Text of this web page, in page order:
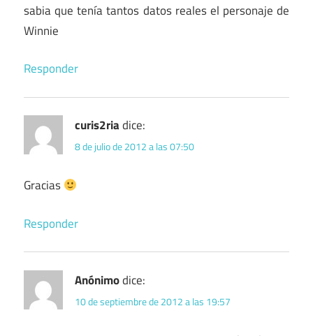
sabia que tenía tantos datos reales el personaje de
Winnie
Responder
curis2riadice:
8 de julio de 2012 a las 07:50
Gracias
Responder
Anónimodice:
10 de septiembre de 2012 a las 19:57